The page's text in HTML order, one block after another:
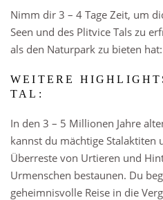
Nimm dir 3 – 4 Tage Zeit, um
Seen und des Plitvice Tals zu
als den Naturpark zu bieten hat:
WEITERE
TAL:
In den 3 – 5 Millionen Jahre
kannst du mächtige Stalaktiten
Überreste von Urtieren und
Urmenschen bestaunen. Du
geheimnisvolle Reise in die